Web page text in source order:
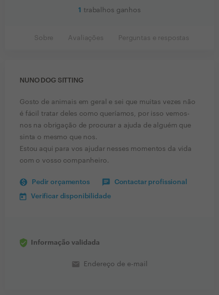
1 trabalhos ganhos
Sobre Avaliações Perguntas e respostas
NUNO DOG SITTING
Gosto de animais em geral e sei que muitas vezes não
é fácil tratar deles como queríamos, por isso vemos-
nos na obrigação de procurar a ajuda de alguém que
sinta o mesmo que nos.
Estou aqui para vos ajudar nesses momentos da vida
com o vosso companheiro.
Pedir orçamentos Contactar profissional
Verificar disponibilidade
Informação validada
email Endereço de e-mail